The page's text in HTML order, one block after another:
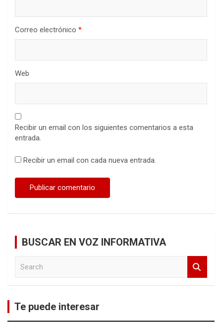
Correo electrónico *
Web
Recibir un email con los siguientes comentarios a esta
entrada.
Recibir un email con cada nueva entrada.
BUSCAR EN VOZ INFORMATIVA
c
h
Te puede interesar